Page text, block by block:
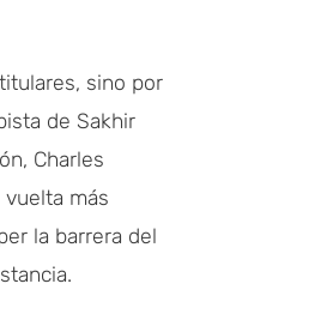
sino por
de Sakhir
Charles
más
la barrera del